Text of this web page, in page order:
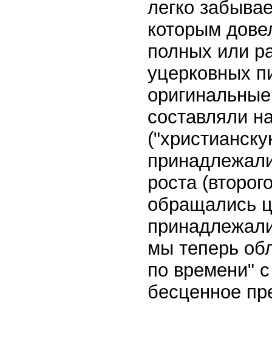
легко
которым
полных или
уцерковных
составляли
роста
обращались
мы теперь
по времени"
бесценное